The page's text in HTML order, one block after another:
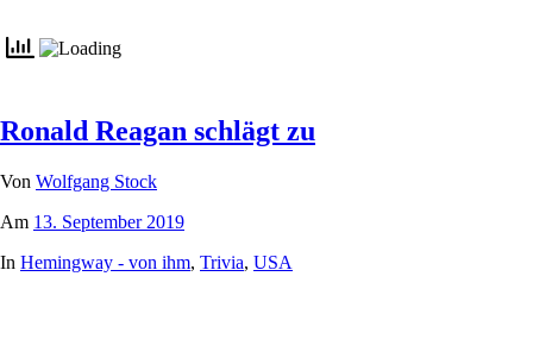
Ronald Reagan schlägt zu
Von Wolfgang Stock
Am 13. September 2019
In Hemingway - von ihm, Trivia, USA